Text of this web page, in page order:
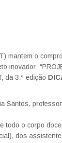
mantem o
inovador
da 3.ª edição
Santos,
todo o corpo
dos